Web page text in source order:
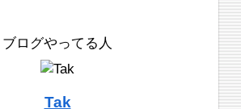
ブログやってる人
Tak